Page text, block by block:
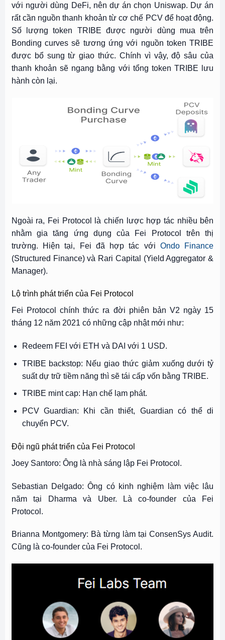
với người dùng DeFi, nên dự án chọn Uniswap. Dự án
rất cần nguồn thanh khoản từ cơ chế PCV để hoạt động.
Số lượng token TRIBE được người dùng mua trên
Bonding curves sẽ tương ứng với nguồn token TRIBE
được bổ sung từ giao thức. Chính vì vậy, độ sâu của
thanh khoản sẽ ngang bằng với tổng token TRIBE lưu
hành còn lại.
Ngoài ra, Fei Protocol là chiến lược hợp tác nhiều bên
nhằm gia tăng ứng dụng của Fei Protocol trên thị
trường. Hiện tại, Fei đã hợp tác với Ondo Finance
(Structured Finance) và Rari Capital (Yield Aggregator &
Manager).
Lộ trình phát triển của Fei Protocol
Fei Protocol chính thức ra đời phiên bản V2 ngày 15
tháng 12 năm 2021 có những cập nhật mới như:
Redeem FEI với ETH và DAI với 1 USD.
TRIBE backstop: Nếu giao thức giảm xuống dưới tỷ
suất dự trữ tiềm năng thì sẽ tái cấp vốn bằng TRIBE.
TRIBE mint cap: Hạn chế lạm phát.
PCV Guardian: Khi cần thiết, Guardian có thể di
chuyển PCV.
Đội ngũ phát triển của Fei Protocol
Joey Santoro: Ông là nhà sáng lập Fei Protocol.
Sebastian Delgado: Ông có kinh nghiệm làm việc lâu
năm tại Dharma và Uber. Là co-founder của Fei
Protocol.
Brianna Montgomery: Bà từng làm tại ConsenSys Audit.
Cũng là co-founder của Fei Protocol.